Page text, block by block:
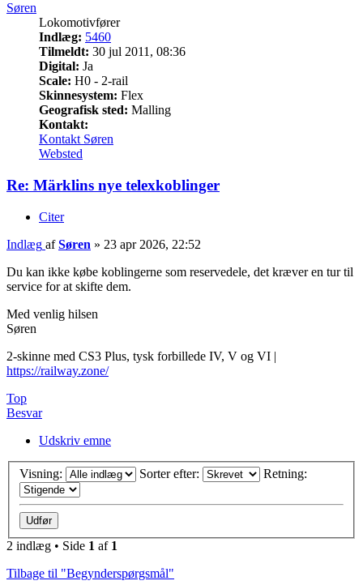
Søren
Lokomotivfører
Indlæg: 5460
Tilmeldt: 30 jul 2011, 08:36
Digital: Ja
Scale: H0 - 2-rail
Skinnesystem: Flex
Geografisk sted: Malling
Kontakt:
Kontakt Søren
Websted
Re: Märklins nye telexkoblinger
Citer
Indlæg afSøren » 23 apr 2026, 22:52
Du kan ikke købe koblingerne som reservedele, det kræver en tur til
service for at skifte dem.
Med venlig hilsen
Søren
2-skinne med CS3 Plus, tysk forbillede IV, V og VI |
https://railway.zone/
Top
Besvar
Udskriv emne
Visning: Sorter efter: Retning:
2 indlæg • Side 1 af 1
Tilbage til "Begynderspørgsmål"